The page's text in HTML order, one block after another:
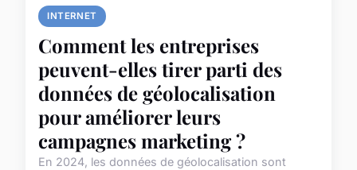
INTERNET
Comment les entreprises
peuvent-elles tirer parti des
données de géolocalisation
pour améliorer leurs
campagnes marketing ?
En 2024, les données de géolocalisation sont